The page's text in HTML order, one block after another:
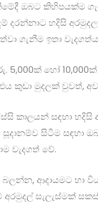
ඔබට කිහිපයක්ම
හදිසි
ගැනීම ඉතා
5,000ක් හෝ
කුඩා මුදලක් වුවත්,
කාලයන් සඳහා
සිටීම සඳහා
වැදගත් වේ.
බලන්න, ආදායමට
අරමුදල් සැලැස්මක්